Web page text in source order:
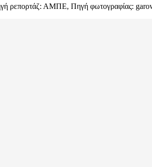
ρεπορτάζ: ΑΜΠΕ, Πηγή φωτογραφίας: